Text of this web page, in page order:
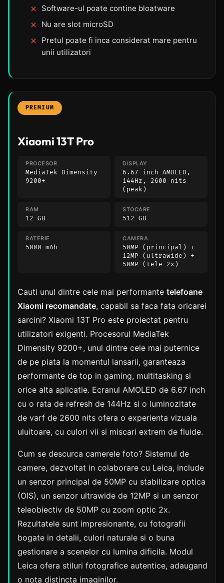
Software-ul poate contine bloatware
Nu are slot microSD
Pretul poate fi inca considerat mare pentru
unii utilizatori
PREMIUM
Xiaomi 13T Pro
PROCESOR
MediaTek Dimensity
9200+
DISPLAY
6.67 inch AMOLED,
144Hz, 2600 nits
(peak)
RAM
12 GB
STOCARE
512 GB
BATERIE
5000 mAh
CAMERA
50MP (principal) +
12MP (ultrawide) +
50MP (tele 2x)
Cauti unul dintre cele mai performante telefoane
Xiaomi recomandate, capabil sa faca fata oricarei
sarcini? Xiaomi 13T Pro este proiectat pentru
utilizatori exigenti. Procesorul MediaTek
Dimensity 9200+, unul dintre cele mai puternice
de pe piata la momentul lansarii, garanteaza
performante de top in gaming, multitasking si
orice alta aplicatie. Ecranul AMOLED de 6.67 inch
cu o rata de refresh de 144Hz si o luminozitate
de varf de 2600 nits ofera o experienta vizuala
uluitoare, cu culori vii si miscari extrem de fluide.
Cum se descurca camerele foto? Sistemul de
camere, dezvoltat in colaborare cu Leica, include
un senzor principal de 50MP cu stabilizare optica
(OIS), un senzor ultrawide de 12MP si un senzor
teleobiectiv de 50MP cu zoom optic 2x.
Rezultatele sunt impresionante, cu fotografii
bogate in detalii, culori naturale si o buna
gestionare a scenelor cu lumina dificila. Modul
Leica ofera stiluri fotografice autentice, adaugand
o nota distincta imaginilor.